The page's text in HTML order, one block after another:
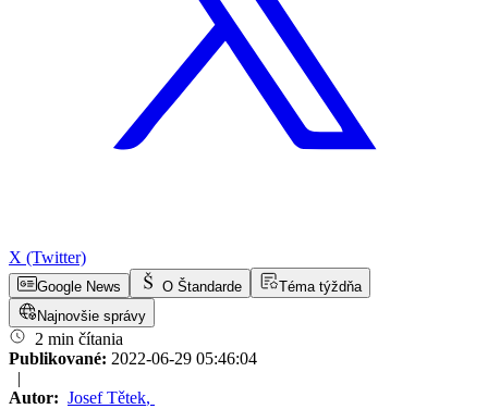
X (Twitter)
Google News O Štandarde
Téma týždňa
Najnovšie správy
2 min čítania
Publikované: 2022-06-29 05:46:04
|
Autor: Josef Tětek,